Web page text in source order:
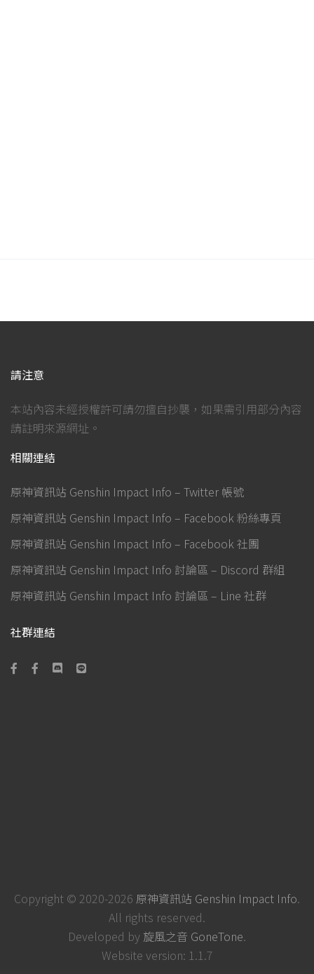
請注意
本站內容未經授權許可請勿擅自抄襲，如果需引用部分內容
請註明來源網址。
相關連結
原神資訊站 Genshin Impact Info – Twitter 帳號
原神資訊站 Genshin Impact Info – Facebook 粉絲專頁
原神資訊站 Genshin Impact Info – Facebook 社團
原神資訊站 Genshin Impact Info 討論區 – Discord 群組
原神資訊站 Genshin Impact Info 討論區 – Line 社群
社群連結
Copyright © 2020-2026 原神資訊站 Genshin Impact Info.
All rights reserved.
Developed by 旋風之音 GoneTone.
Website version: 1.1.7